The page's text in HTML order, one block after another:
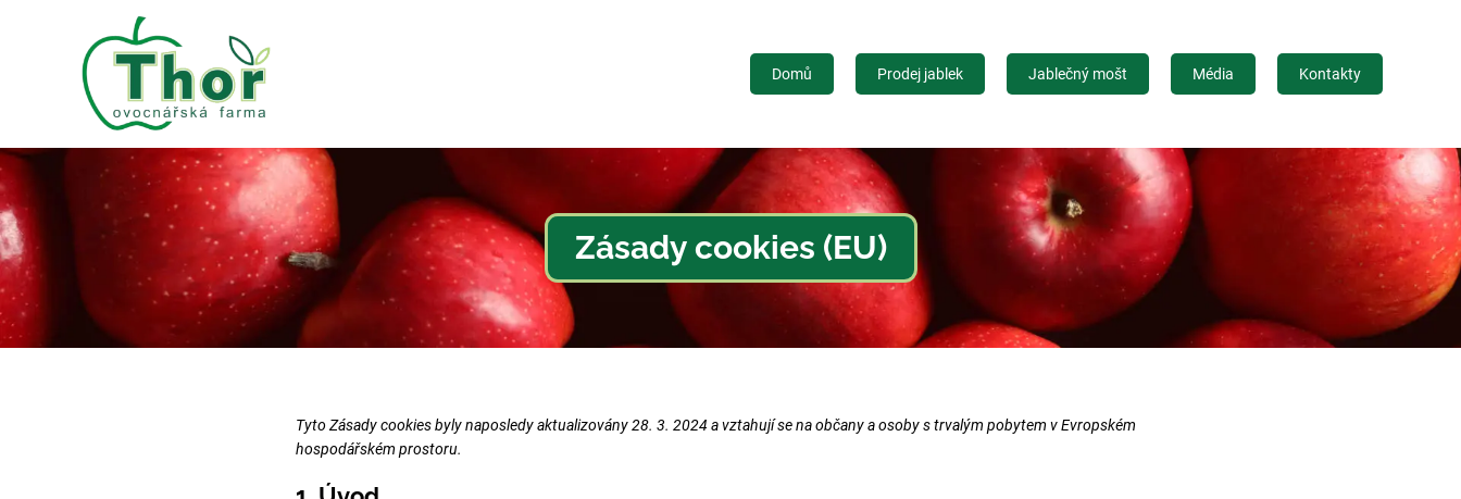
Domů Prodej jablek Jablečný mošt Média Kontakty
Zásady cookies (EU)
Tyto Zásady cookies byly naposledy aktualizovány 28. 3. 2024 a vztahují se na občany a osoby s trvalým pobytem v Evropském
hospodářském prostoru.